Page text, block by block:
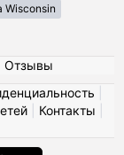
Wisconsin
Отзывы
| Контакты